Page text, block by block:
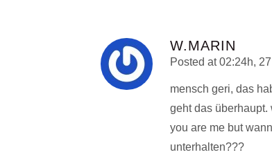
W.MARIN
Posted at 02:24h,
mensch geri, das
geht das überhaupt.
you are me but
unterhalten???